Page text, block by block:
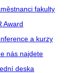
fakulty
Award
a kurzy
nás najdete
deska